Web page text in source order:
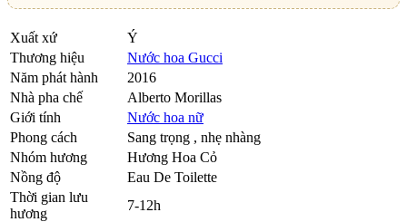
Xuất xứ
Ý
Thương hiệu
Nước hoa Gucci
Năm phát hành
2016
Nhà pha chế
Alberto Morillas
Giới tính
Nước hoa nữ
Phong cách
Sang trọng , nhẹ nhàng
Nhóm hương
Hương Hoa Cỏ
Nồng độ
Eau De Toilette
Thời gian lưu
hương
7-12h